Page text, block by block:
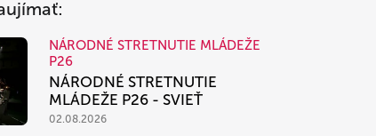
NÁRODNÉ STRETNUTIE MLÁDEŽE
P26
NÁRODNÉ STRETNUTIE
MLÁDEŽE P26 - SVIEŤ
02.08.2026